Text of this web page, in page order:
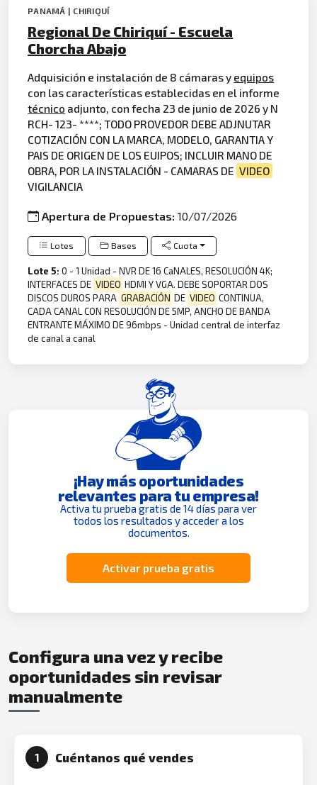
PANAMÁ | CHIRIQUÍ
Regional De Chiriquí - Escuela
Chorcha Abajo
Adquisición e instalación de 8 cámaras y equipos
con las características establecidas en el informe
técnico adjunto, con fecha 23 de junio de 2026 y N
RCH- 123- ****; TODO PROVEDOR DEBE ADJNUTAR
COTIZACIÓN CON LA MARCA, MODELO, GARANTIA Y
PAIS DE ORIGEN DE LOS EUIPOS; INCLUIR MANO DE
OBRA, POR LA INSTALACIÓN - CAMARAS DE VIDEO
VIGILANCIA
Apertura de Propuestas:10/07/2026
Lotes Bases Cuota
Lote 5:0 - 1 Unidad - NVR DE 16 CaNALES, RESOLUCIÓN 4K;
INTERFACES DE VIDEO HDMI Y VGA. DEBE SOPORTAR DOS
DISCOS DUROS PARA GRABACIÓN DE VIDEO CONTINUA,
CADA CANAL CON RESOLUCIÓN DE 5MP, ANCHO DE BANDA
ENTRANTE MÁXIMO DE 96mbps - Unidad central de interfaz
de canal a canal
¡Hay más oportunidades
relevantes para tu empresa!
Activa tu prueba gratis de 14 días para ver
todos los resultados y acceder a los
documentos.
Activar prueba gratis
Configura una vez y recibe
oportunidades sin revisar
manualmente
1 Cuéntanos qué vendes